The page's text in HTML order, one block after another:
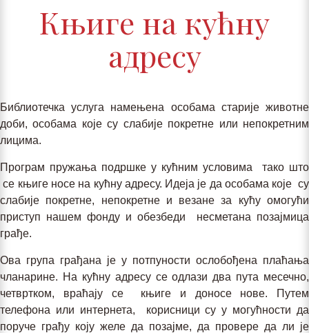
Књиге на кућну
адресу
Библиотечка услуга намењена особама старије животне
доби, особама које су слабије покретне или непокретним
лицима.
Програм пружања подршке у кућним условима тако што
се књиге носе на кућну адресу. Идеја је да особама које су
слабије покретне, непокретне и везане за кућу омогући
приступ нашем фонду и обезбеди несметана позајмица
грађе.
Ова група грађана је у потпуности ослобођена плаћања
чланарине. На кућну адресу се одлази два пута месечно,
четвртком, враћају се књиге и доносе нове. Путем
телефона или интернета, корисници су у могућности да
поруче грађу коју желе да позајме, да провере да ли је